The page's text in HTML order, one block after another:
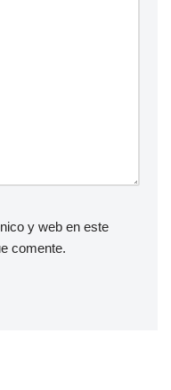
y web en este
comente.